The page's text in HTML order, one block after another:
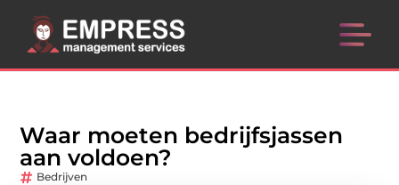
Waar moeten bedrijfsjassen
aan voldoen?
Bedrijven